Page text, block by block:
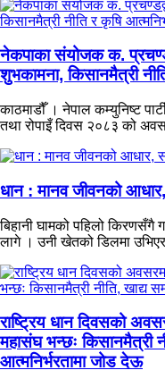
नेकपाका संयोजक क.
शुभकामना, किसानमैत्री
काठमाडौँ । नेपाल कम्युनिष्ट
तथा रोपाइँ दिवस २०८३ को
धान : मानव जीवनको
बिहानी घामको पहिलो
लागे । उनी खेतको डिलमा
राष्ट्रिय धान दिवसको
महासंघ भन्छः किसानमैत्री
आत्मनिर्भरतामा जोड देऊ